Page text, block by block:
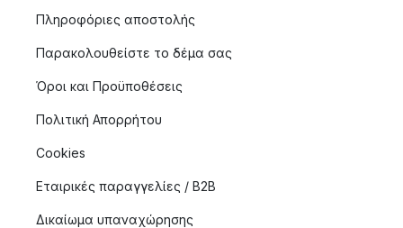
Πληροφόριες αποστολής
Παρακολουθείστε το δέμα σας
Όροι και Προϋποθέσεις
Πολιτική Απορρήτου
Cookies
Εταιρικές παραγγελίες / B2B
Δικαίωμα υπαναχώρησης